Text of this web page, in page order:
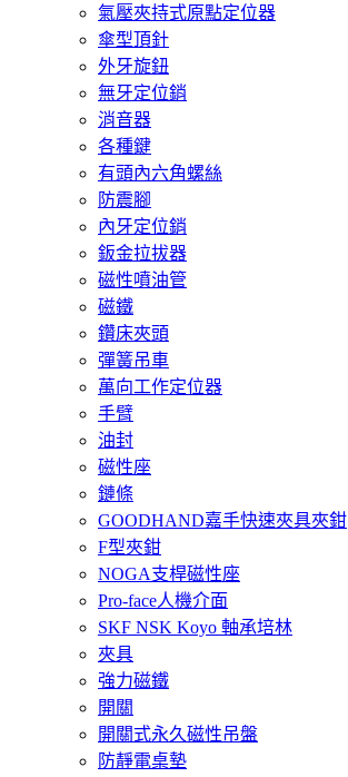
氣壓夾持式原點定位器
傘型頂針
外牙旋鈕
無牙定位銷
消音器
各種鍵
有頭內六角螺絲
防震腳
內牙定位銷
鈑金拉拔器
磁性噴油管
磁鐵
鑽床夾頭
彈簧吊車
萬向工作定位器
手臂
油封
磁性座
鏈條
GOODHAND嘉手快速夾具夾鉗
F型夾鉗
NOGA支桿磁性座
Pro-face人機介面
SKF NSK Koyo 軸承培林
夾具
強力磁鐵
開關
開關式永久磁性吊盤
防靜電桌墊